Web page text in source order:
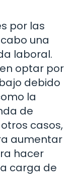
por las
una
laboral.
optar por
debido
la
de
casos,
aumentar
hacer
carga de